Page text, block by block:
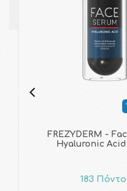
FREZYDERM -
Hyaluronic Acid
183